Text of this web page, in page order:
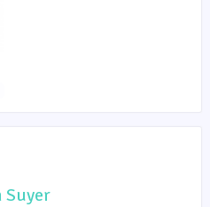
Suyer